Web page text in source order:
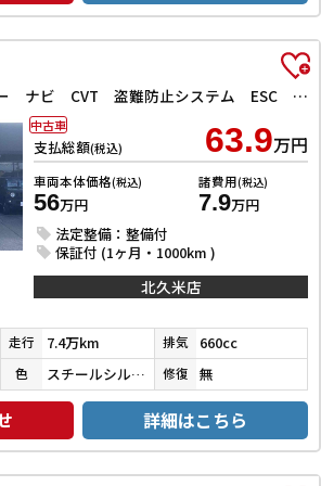
A ドライブレコーダー ナビ CVT 盗難防止システム ESC CD ミュージックプレイヤー接続可 Bluetooth エアコン パワーステアリング
支払総額(税込) 63.9万円
車両本体価格(税込)
56万円
諸費用(税込)
7.9万円
法定整備：整備付
保証付 (1ヶ月・1000km )
中古車
北久米店
走行 7.4万km 排気 660cc
色 スチールシルバーメタリック 修復 無
詳細はこちら